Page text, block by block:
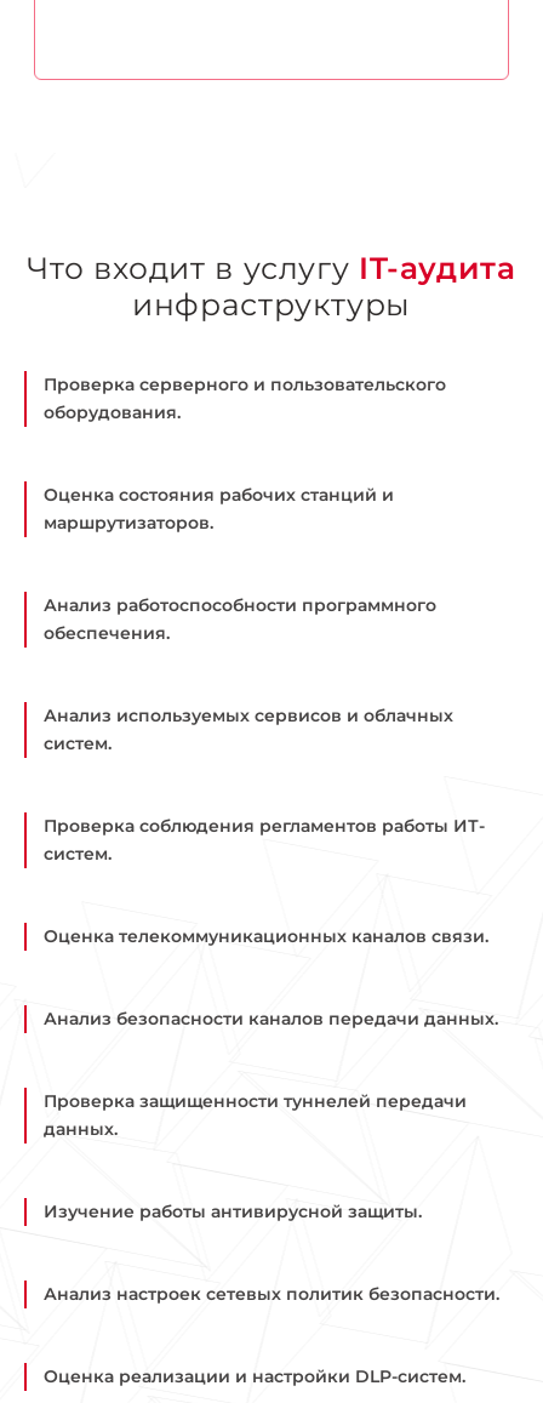
Что входит в услугу IT-аудита
инфраструктуры
Проверка серверного и пользовательского
оборудования.
Оценка состояния рабочих станций и
маршрутизаторов.
Анализ работоспособности программного
обеспечения.
Анализ используемых сервисов и облачных
систем.
Проверка соблюдения регламентов работы ИТ-
систем.
Оценка телекоммуникационных каналов связи.
Анализ безопасности каналов передачи данных.
Проверка защищенности туннелей передачи
данных.
Изучение работы антивирусной защиты.
Анализ настроек сетевых политик безопасности.
Оценка реализации и настройки DLP-систем.